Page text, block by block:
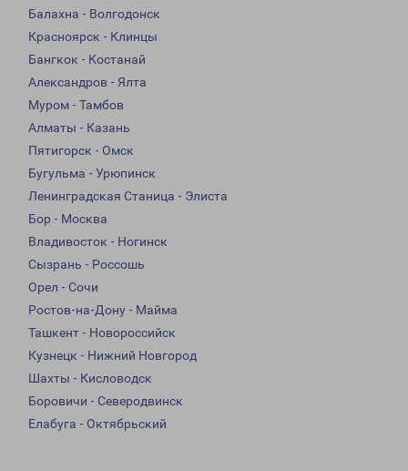
Балахна - Волгодонск
Красноярск - Клинцы
Бангкок - Костанай
Александров - Ялта
Муром - Тамбов
Алматы - Казань
Пятигорск - Омск
Бугульма - Урюпинск
Ленинградская Станица - Элиста
Бор - Москва
Владивосток - Ногинск
Сызрань - Россошь
Орел - Сочи
Ростов-на-Дону - Майма
Ташкент - Новороссийск
Кузнецк - Нижний Новгород
Шахты - Кисловодск
Боровичи - Северодвинск
Елабуга - Октябрьский